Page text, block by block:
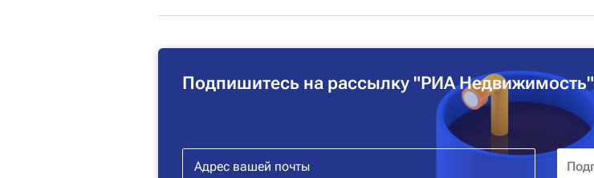
Подпишитесь на рассылку "РИА Недвижимость"